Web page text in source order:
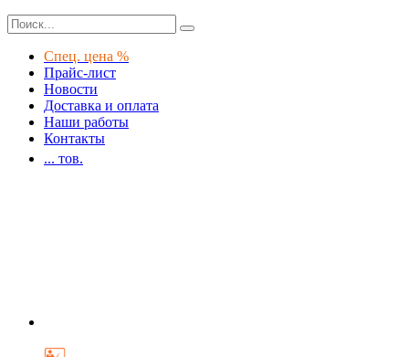
Спец. цена %
Прайс-лист
Новости
Доставка и оплата
Наши работы
Контакты
... тов.